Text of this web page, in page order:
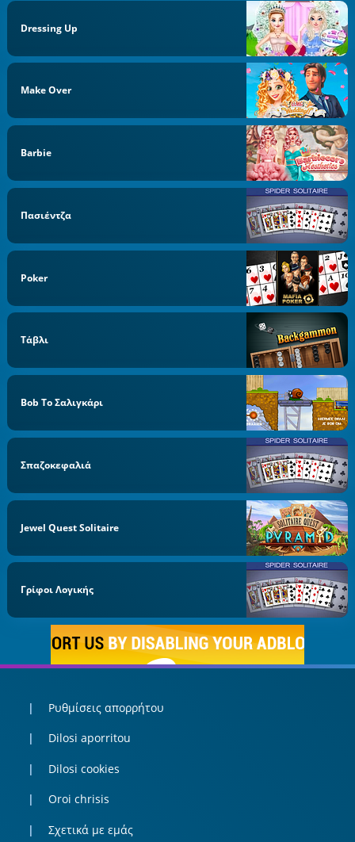
Dressing Up
Make Over
Barbie
Πασιέντζα
Poker
Τάβλι
Bob Το Σαλιγκάρι
Σπαζοκεφαλιά
Jewel Quest Solitaire
Γρίφοι Λογικής
Ρυθμίσεις απορρήτου
Dilosi aporritou
Dilosi cookies
Oroi chrisis
Σχετικά με εμάς